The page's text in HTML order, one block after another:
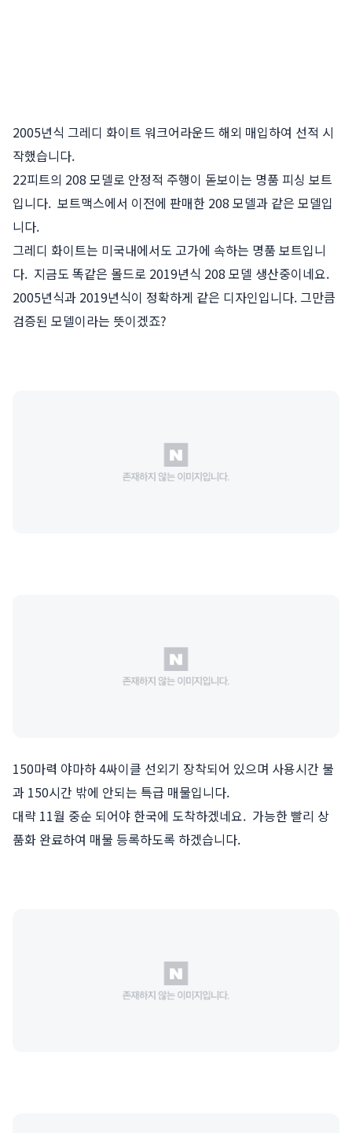
2005년식 그레디 화이트 워크어라운드 해외 매입하여 선적 시
작했습니다.
22피트의 208 모델로 안정적 주행이 돋보이는 명품 피싱 보트
입니다. 보트맥스에서 이전에 판매한 208 모델과 같은 모델입
니다.
그레디 화이트는 미국내에서도 고가에 속하는 명품 보트입니
다. 지금도 똑같은 몰드로 2019년식 208 모델 생산중이네요.
2005년식과 2019년식이 정확하게 같은 디자인입니다. 그만큼
검증된 모델이라는 뜻이겠죠?
150마력 야마하 4싸이클 선외기 장착되어 있으며 사용시간 불
과 150시간 밖에 안되는 특급 매물입니다.
대략 11월 중순 되어야 한국에 도착하겠네요. 가능한 빨리 상
품화 완료하여 매물 등록하도록 하겠습니다.